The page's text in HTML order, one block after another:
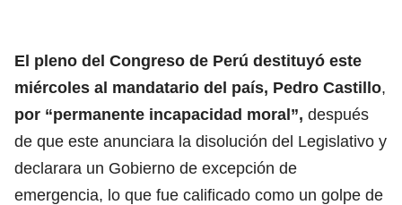
El pleno del Congreso de Perú destituyó este
miércoles al mandatario del país, Pedro Castillo,
por “permanente incapacidad moral”, después
de que este anunciara la disolución del Legislativo y
declarara un Gobierno de excepción de
emergencia, lo que fue calificado como un golpe de